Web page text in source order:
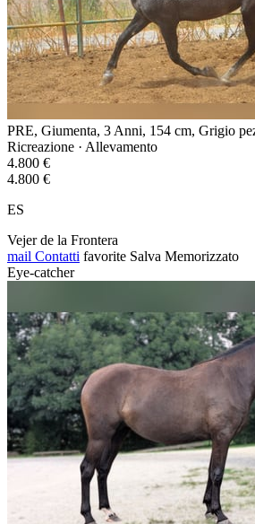
PRE, Giumenta, 3 Anni, 154 cm, Grigio
Ricreazione · Allevamento
4.800 €
4.800 €
ES
Vejer de la Frontera
mail Contatti favorite Salva Memorizzato
Eye-catcher